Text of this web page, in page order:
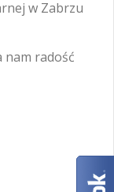
w Zabrzu
nam radość